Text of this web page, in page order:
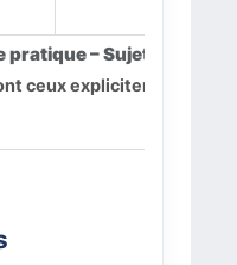
pratique – Sujets officiels
ceux explicitement